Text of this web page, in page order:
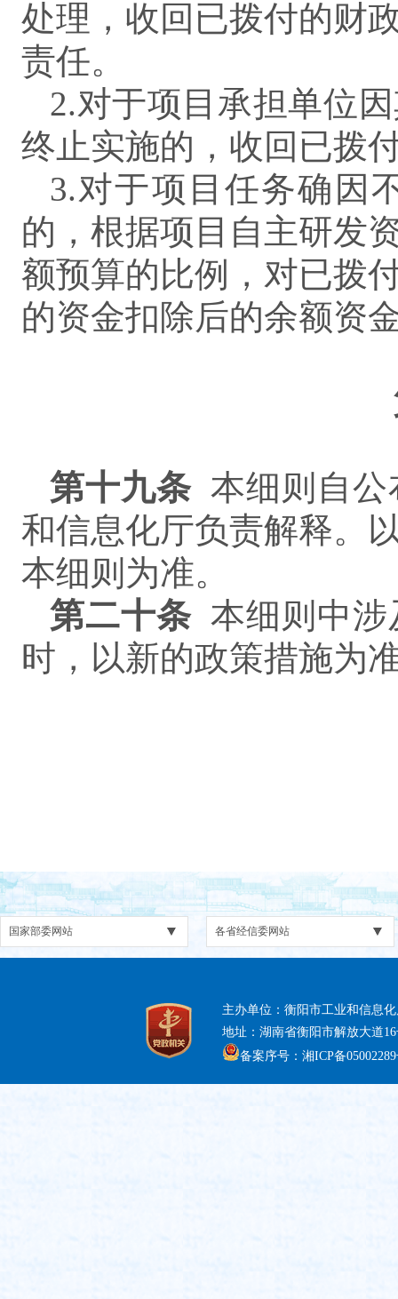
处理，收回已拨付的财
责任。
2.对于项目承担单位
终止实施的，收回已拨
3.对于项目任务确因
的，根据项目自主研发
额预算的比例，对已拨
的资金扣除后的余额
第十九条 本细则自
和信息化厅负责解释。
本细则为准。
第二十条 本细则中
时，以新的政策措施为
主办单位：衡阳市工业和信息
地址：湖南省衡阳市解放大道
备案序号：湘ICP备